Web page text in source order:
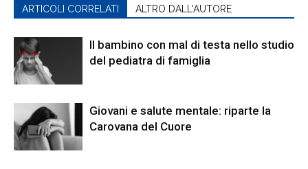
ARTICOLI CORRELATI ALTRO DALL'AUTORE
Il bambino con mal di testa nello studio
del pediatra di famiglia
Giovani e salute mentale: riparte la
Carovana del Cuore